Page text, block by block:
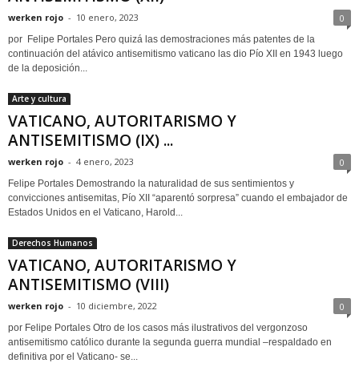
werken rojo - 10 enero, 2023 0
por Felipe Portales Pero quizá las demostraciones más patentes de la
continuación del atávico antisemitismo vaticano las dio Pío XII en 1943 luego
de la deposición...
Arte y cultura
VATICANO, AUTORITARISMO Y
ANTISEMITISMO (IX) ...
werken rojo - 4 enero, 2023 0
Felipe Portales Demostrando la naturalidad de sus sentimientos y
convicciones antisemitas, Pío XII “aparentó sorpresa” cuando el embajador de
Estados Unidos en el Vaticano, Harold...
Derechos Humanos
VATICANO, AUTORITARISMO Y
ANTISEMITISMO (VIII)
werken rojo - 10 diciembre, 2022 0
por Felipe Portales Otro de los casos más ilustrativos del vergonzoso
antisemitismo católico durante la segunda guerra mundial –respaldado en
definitiva por el Vaticano- se...